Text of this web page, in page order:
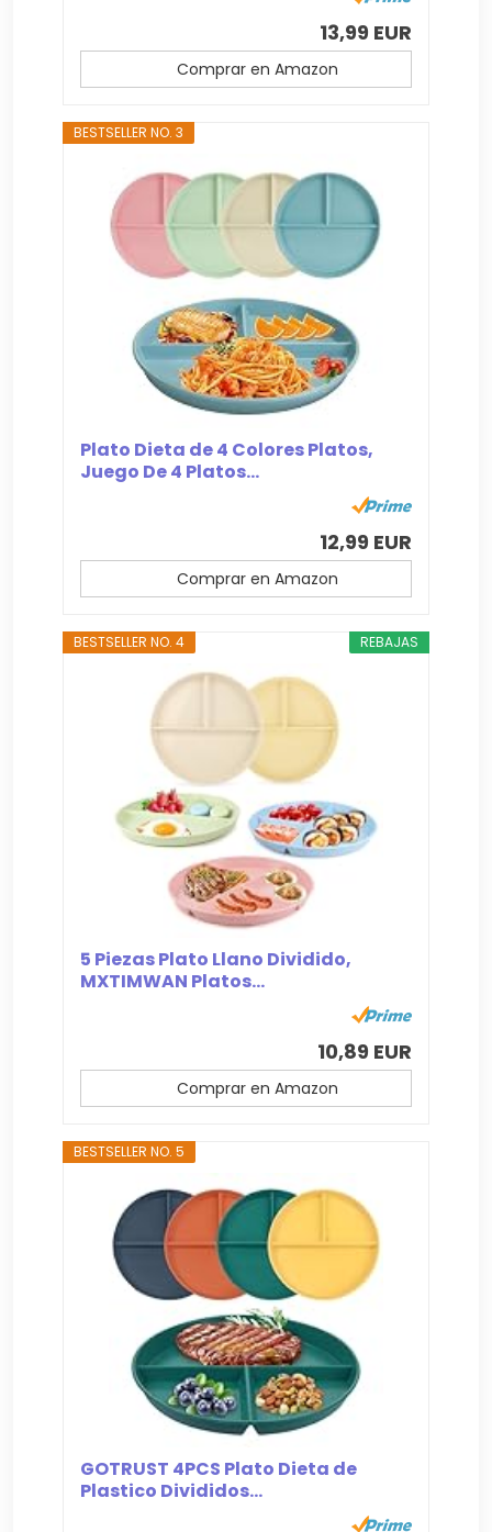
13,99 EUR
Comprar en Amazon
BESTSELLER NO. 3
Plato Dieta de 4 Colores Platos,
Juego De 4 Platos...
12,99 EUR
Comprar en Amazon
REBAJAS
BESTSELLER NO. 4
5 Piezas Plato Llano Dividido,
MXTIMWAN Platos...
10,89 EUR
Comprar en Amazon
BESTSELLER NO. 5
GOTRUST 4PCS Plato Dieta de
Plastico Divididos...